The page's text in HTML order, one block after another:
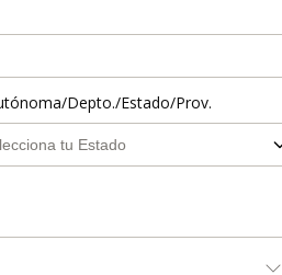
Depto./Estado/Prov.